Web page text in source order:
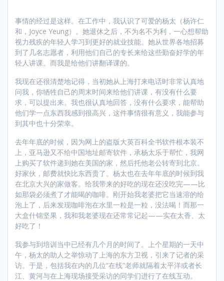
事情的经过是这样。在工作中，我认识了可爱的杨太（杨许仁
和，Joyce Yeung）。她退休之后，不为名不为利，一心想帮助
视力残疾的年轻人学习到更好的就业技能。她从世界各地招募
到了几名志愿者，利用他们自己的专长来给这些勤奋好学的年
轻人讲课。而我是给他们讲翻译课的。
我现在还很清楚地记得，当初她从上海打来电话时非常认真地
问我，你牺牲自己的周末时间来给他们讲课，有没有什么要
求，可以提出来。我也很认真地回答，没有什么要求，能帮助
他们学一点东西我感到很高兴，这件事情很有意义，我能参与
到其中也十分荣幸。
去年年底的时候，因为网上的盗版大英百科全书软件根本装不
上，亚马逊又不给中国地址邮寄软件，承杨太乐于帮忙，我网
上购买了软件递到她在美国的家，然后托他老公转寄到北京。
好家伙，邮费就快比东西贵了。杨太也在去年年底的时候到我
在北京大兴的家做客。给我带来的好吃的现在还没吃完——比
如那袋必须煮了才能喝的咖啡。刚开始我老婆把它当速溶的给
泡上了，后来发现咖啡泡在水里一粒是一粒，没法喝！而那一
大盒什锦坚果，我和我老婆现在还常常记起——实在太香、太
好吃了！
我参与到培训当中已经有几个月的时间了。上个星期的一天中
午，杨太的助人之举惊动了上海的东方卫视，引来了记者的采
访。于是，包括我在内的几位“在线”老师就隔着太平洋或者长
江、黄河与在上海现场接受采访的同学们进行了在线互动。